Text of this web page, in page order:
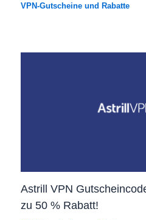
VPN-Gutscheine und Rabatte
Astrill VPN
zu 50 % Rabatt!